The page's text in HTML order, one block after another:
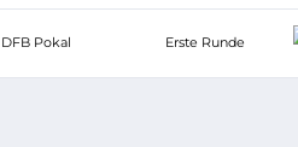
DFB Pokal Erste Runde